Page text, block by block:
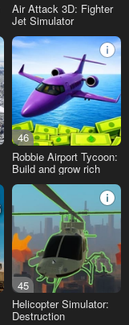
Air Attack 3D: Fighter
Jet Simulator
46
Robbie Airport Tycoon:
Build and grow rich
45
Helicopter Simulator:
Destruction